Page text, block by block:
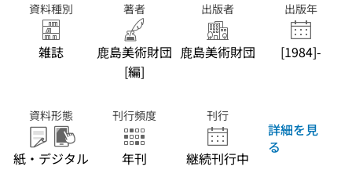
資料種別
雑誌
著者
鹿島美術財団
[編]
出版者
鹿島美術財団
出版年
[1984]-
資料形態
紙・デジタル
刊行頻度
年刊
刊行
継続刊行中
詳細を見
る